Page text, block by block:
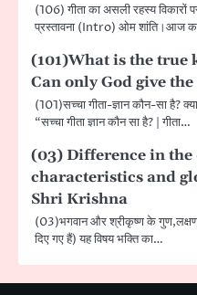
(106) गीता का असली रहस्य विकारों
प्रस्तावना (Intro) ओम शांति।आज
(101)What is the true
Can only God give
(101)सच्चा गीता-ज्ञान कौन-सा है?
“सच्चा गीता ज्ञान कौन सा है? | गीता…
(03) Difference in
characteristics and
Shri Krishna
(03)भगवान और श्रीकृष्ण के गुण,लक्षण
दिए गए हैं) यह विषय भक्ति का…